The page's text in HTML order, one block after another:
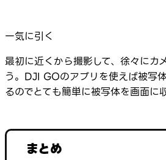
一気に引く
最初に近くから撮影して、徐々にカ
う。DJI GOのアプリを使えば被写
るのでとても簡単に被写体を画面に
まとめ